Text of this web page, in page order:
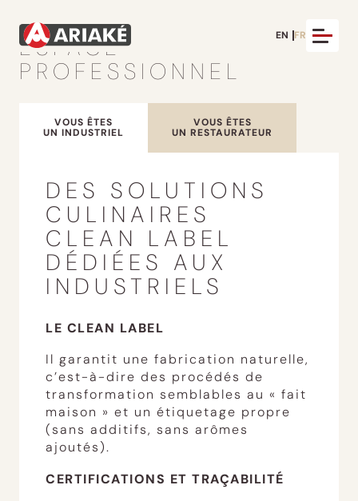
EN FR
ESPACE
PROFESSIONNEL
VOUS ÊTES
UN INDUSTRIEL
VOUS ÊTES
UN RESTAURATEUR
DES SOLUTIONS
CULINAIRES
CLEAN LABEL
DÉDIÉES AUX
INDUSTRIELS
LE CLEAN LABEL
Il garantit une fabrication naturelle,
c’est-à-dire des procédés de
transformation semblables au « fait
maison » et un étiquetage propre
(sans additifs, sans arômes
ajoutés).
CERTIFICATIONS ET TRAÇABILITÉ